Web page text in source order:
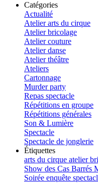
Catégories
Actualité
Atelier arts du cirque
Atelier bricolage
Atelier couture
Atelier danse
Atelier théâtre
Ateliers
Cartonnage
Murder party
Repas spectacle
Répétitions en groupe
Répétitions générales
Son & Lumière
Spectacle
Spectacle de jonglerie
Étiquettes
arts du cirque atelier
Show des Cas Barrés
Soirée enquête